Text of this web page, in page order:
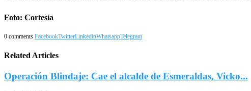
Foto: Cortesía
0 comments FacebookTwitterLinkedinWhatsappTelegram
Related Articles
Operación Blindaje: Cae el alcalde de Esmeraldas, Vicko...